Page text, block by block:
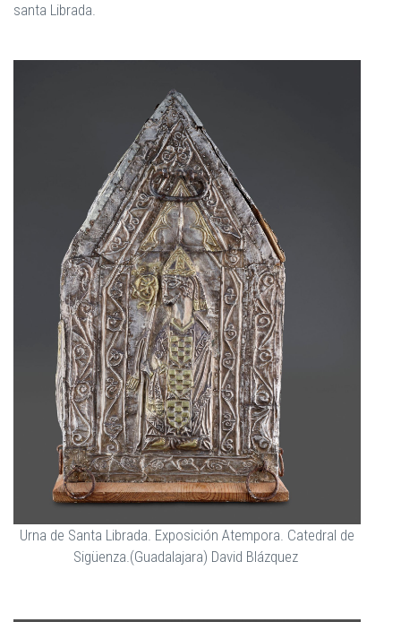
santa Librada.
Urna de Santa Librada. Exposición Atempora. Catedral de
Sigüenza.(Guadalajara) David Blázquez